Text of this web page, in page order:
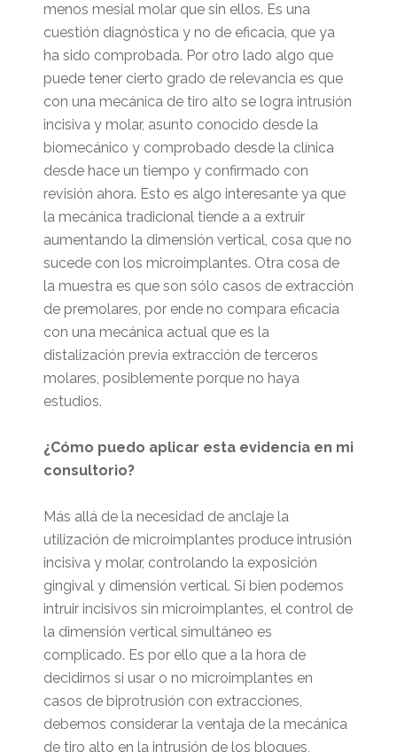
menos mesial molar que sin ellos. Es una
cuestión diagnóstica y no de eficacia, que ya
ha sido comprobada. Por otro lado algo que
puede tener cierto grado de relevancia es que
con una mecánica de tiro alto se logra intrusión
incisiva y molar, asunto conocido desde la
biomecánico y comprobado desde la clínica
desde hace un tiempo y confirmado con
revisión ahora. Esto es algo interesante ya que
la mecánica tradicional tiende a a extruir
aumentando la dimensión vertical, cosa que no
sucede con los microimplantes. Otra cosa de
la muestra es que son sólo casos de extracción
de premolares, por ende no compara eficacia
con una mecánica actual que es la
distalización previa extracción de terceros
molares, posiblemente porque no haya
estudios.
¿Cómo puedo aplicar esta evidencia en mi
consultorio?
Más allá de la necesidad de anclaje la
utilización de microimplantes produce intrusión
incisiva y molar, controlando la exposición
gingival y dimensión vertical. Si bien podemos
intruir incisivos sin microimplantes, el control de
la dimensión vertical simultáneo es
complicado. Es por ello que a la hora de
decidirnos si usar o no microimplantes en
casos de biprotrusión con extracciones,
debemos considerar la ventaja de la mecánica
de tiro alto en la intrusión de los bloques,